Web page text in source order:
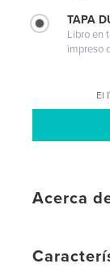
TAPA
Libro en
impreso
El
Acerca